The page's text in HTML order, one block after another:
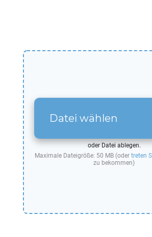
Datei wählen
oder Datei ablegen.
Maximale Dateigröße: 50 MB (oder treten
zu bekommen)